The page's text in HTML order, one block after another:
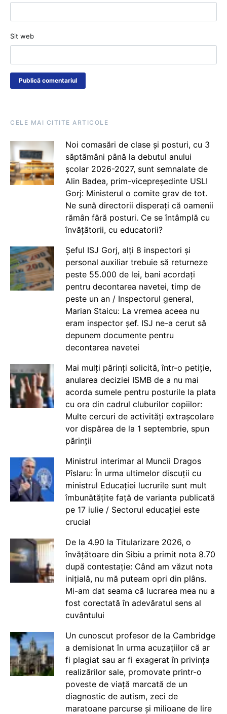
Sit web
CELE MAI CITITE ARTICOLE
Noi comasări de clase și posturi, cu 3
săptămâni până la debutul anului
școlar 2026-2027, sunt semnalate de
Alin Badea, prim-vicepreședinte USLI
Gorj: Ministerul o comite grav de tot.
Ne sună directorii disperați că oamenii
rămân fără posturi. Ce se întâmplă cu
învățătorii, cu educatorii?
Șeful ISJ Gorj, alți 8 inspectori și
personal auxiliar trebuie să returneze
peste 55.000 de lei, bani acordați
pentru decontarea navetei, timp de
peste un an / Inspectorul general,
Marian Staicu: La vremea aceea nu
eram inspector șef. ISJ ne-a cerut să
depunem documente pentru
decontarea navetei
Mai mulți părinți solicită, într-o petiție,
anularea deciziei ISMB de a nu mai
acorda sumele pentru posturile la plata
cu ora din cadrul cluburilor copiilor:
Multe cercuri de activități extrașcolare
vor dispărea de la 1 septembrie, spun
părinții
Ministrul interimar al Muncii Dragos
Pîslaru: În urma ultimelor discuții cu
ministrul Educației lucrurile sunt mult
îmbunătățite față de varianta publicată
pe 17 iulie / Sectorul educației este
crucial
De la 4.90 la Titularizare 2026, o
învățătoare din Sibiu a primit nota 8.70
după contestație: Când am văzut nota
inițială, nu mă puteam opri din plâns.
Mi-am dat seama că lucrarea mea nu a
fost corectată în adevăratul sens al
cuvântului
Un cunoscut profesor de la Cambridge
a demisionat în urma acuzațiilor că ar
fi plagiat sau ar fi exagerat în privința
realizărilor sale, promovate printr-o
poveste de viață marcată de un
diagnostic de autism, zeci de
maratoane parcurse și milioane de lire